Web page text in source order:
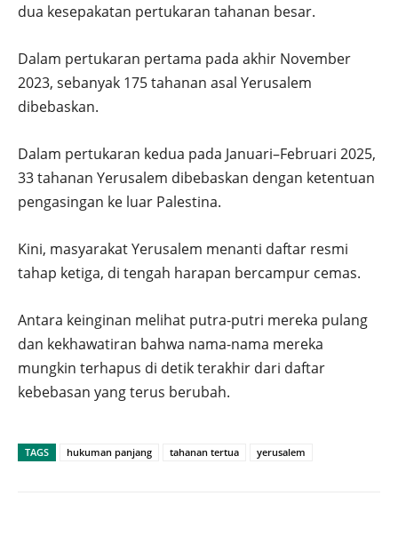
dua kesepakatan pertukaran tahanan besar.
Dalam pertukaran pertama pada akhir November
2023, sebanyak 175 tahanan asal Yerusalem
dibebaskan.
Dalam pertukaran kedua pada Januari–Februari 2025,
33 tahanan Yerusalem dibebaskan dengan ketentuan
pengasingan ke luar Palestina.
Kini, masyarakat Yerusalem menanti daftar resmi
tahap ketiga, di tengah harapan bercampur cemas.
Antara keinginan melihat putra-putri mereka pulang
dan kekhawatiran bahwa nama-nama mereka
mungkin terhapus di detik terakhir dari daftar
kebebasan yang terus berubah.
TAGS hukuman panjang tahanan tertua yerusalem